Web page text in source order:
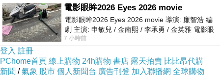
讓狄仁傑看完直冒冷汗，連武則天看完都汗顏！
◎原文：亡佚千年的唐代《羅織經》原文。
電影眼眸2026 Eyes 2026 movie
電影眼眸2026 Eyes 2026 movie 導演: 廉智浩 編
劇 主演: 申敏兒 / 金南熙 / 李承勇 / 金英雅 電影眼
眸2026描述攝影師徐珍因遺
7 小時前
登入 註冊
PChome首頁 線上購物 24h購物 書店 露天拍賣 比比昂代購
新聞 /氣象 股市 個人新聞台 廣告刊登 加入聯播網 全球購物